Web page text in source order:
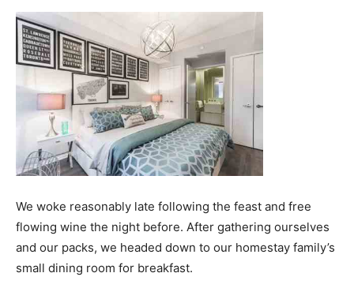
We woke reasonably late following the feast and free
flowing wine the night before. After gathering ourselves
and our packs, we headed down to our homestay family’s
small dining room for breakfast.